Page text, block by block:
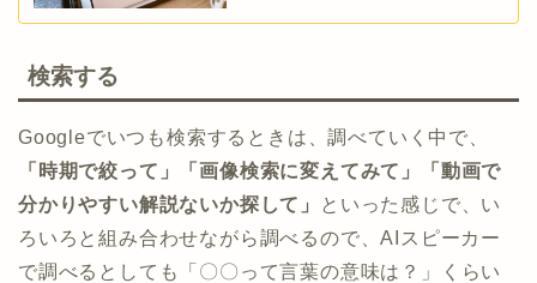
検索する
Googleでいつも検索するときは、調べていく中で、
「時期で絞って」「画像検索に変えてみて」「動画で
分かりやすい解説ないか探して」
といった感じで、い
ろいろと組み合わせながら調べるので、AIスピーカー
で調べるとしても「〇〇って言葉の意味は？」くらい